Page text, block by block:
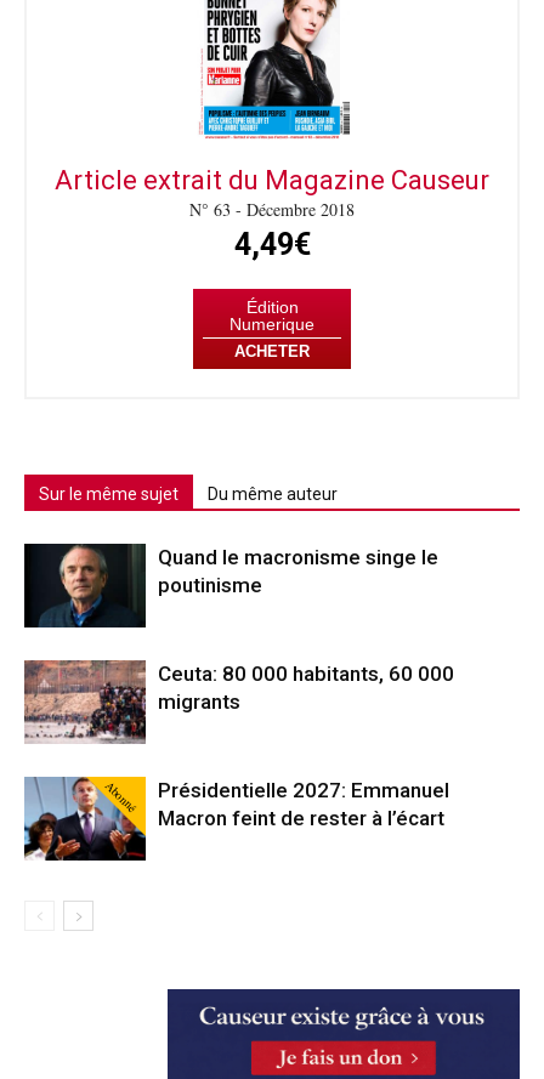
Article extrait du Magazine Causeur
N° 63 - Décembre 2018
4,49€
Édition
Numerique
ACHETER
Sur le même sujet Du même auteur
Quand le macronisme singe le
poutinisme
Ceuta: 80 000 habitants, 60 000
migrants
Abonné
Présidentielle 2027: Emmanuel
Macron feint de rester à l’écart